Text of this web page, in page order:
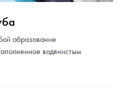
образование
водянистым